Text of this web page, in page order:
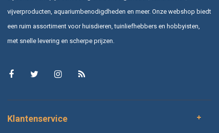
vijverproducten, aquariumbenodigdheden en meer. Onze webshop biedt
een ruim assortiment voor huisdieren, tuinliefhebbers en hobbyisten,
met snelle levering en scherpe prijzen.
Klantenservice